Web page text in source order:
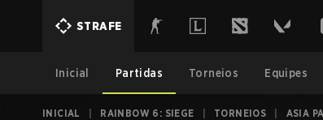
STRAFE
Inicial Partidas Torneios Equipes
INICIAL RAINBOW 6: SIEGE TORNEIOS ASIA